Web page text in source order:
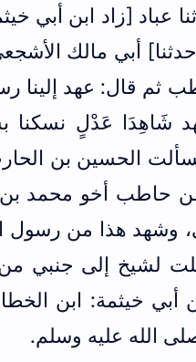
عباد [زاد ابن أبي
أبي مالك
ثم قال: عهد إلينا
شَاهِدَا عَدْلٍ نسكنا
الحسين بن
‌حاطب أخو محمد بن
وشهد هذا من رسول
لشيخ إلى جنبي من:
أبي خيثمة: ابن
الله عليه وسلم.